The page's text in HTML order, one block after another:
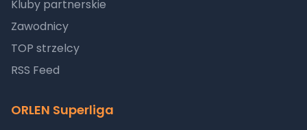
Kluby partnerskie
Zawodnicy
TOP strzelcy
RSS Feed
ORLEN Superliga